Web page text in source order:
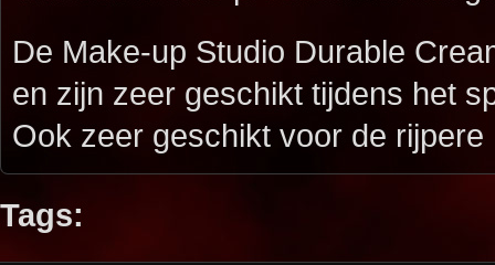
De Make-up Studio Durable
en zijn zeer geschikt tijdens het
Ook zeer geschikt voor de rijpere
Tags: